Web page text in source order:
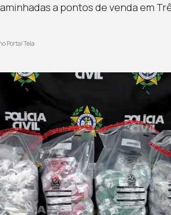
a pontos de venda em
Portal Tela